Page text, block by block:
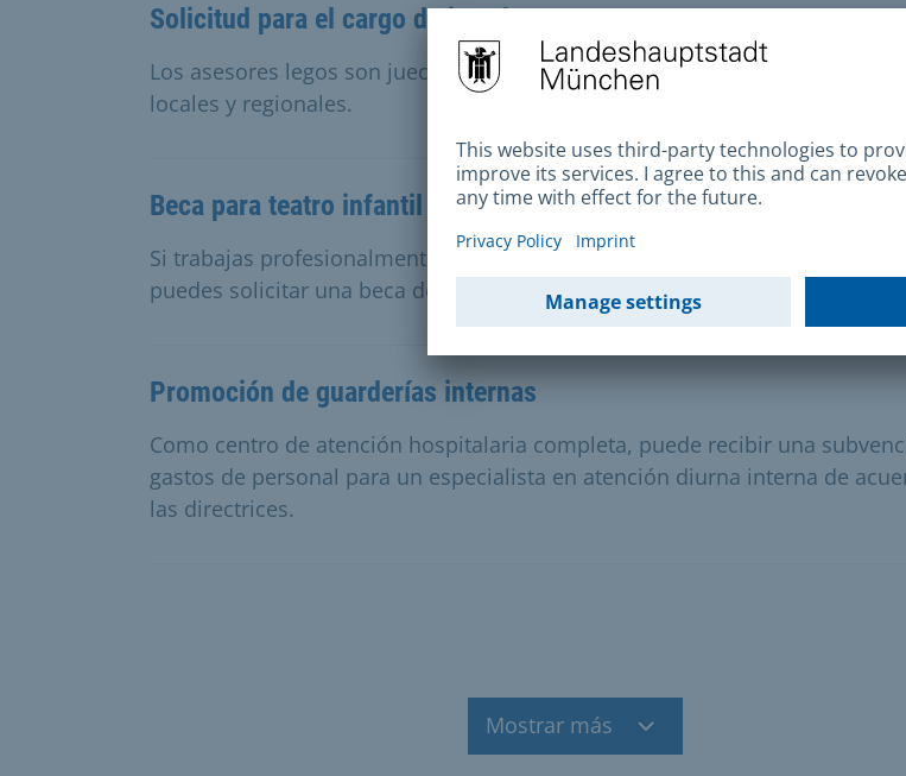
Solicitud para el cargo de juez lego
Los asesores legos son jueces honorarios del sistema de justicia penal en
locales y regionales.
Beca para teatro infantil y juvenil
Si trabajas profesionalmente en teatro infantil y juvenil en la escena
puedes solicitar una beca de la ciudad.
Promoción de guarderías internas
Como centro de atención hospitalaria completa, puede recibir una
gastos de personal para un especialista en atención diurna interna de
las directrices.
Mostrar más